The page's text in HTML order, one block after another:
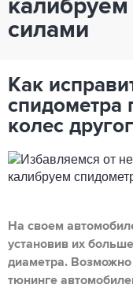
силами
Как
спидометра
колес
На своем
установив их
диаметра.
тюнинге